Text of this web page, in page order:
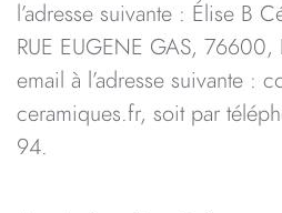
l’adresse suivante : Élise B
RUE EUGENE GAS, 76600,
email à l’adresse suivante :
ceramiques.fr, soit par
94.